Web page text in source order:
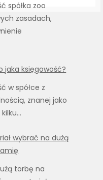
spółka zoo
zasadach,
jaka księgowość?
w spółce z
znanej jako
wybrać na dużą
torbę na